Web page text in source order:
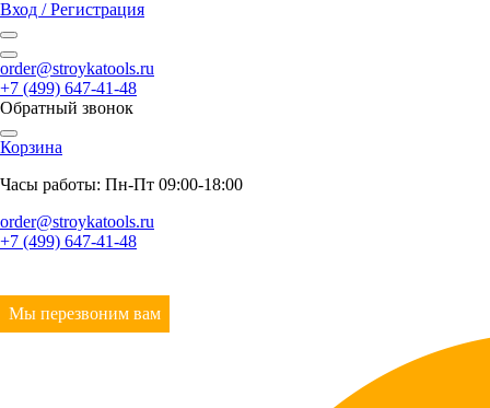
Вход / Регистрация
order@stroykatools.ru
+7 (499) 647-41-48
Обратный звонок
Корзина
Часы работы: Пн-Пт 09:00-18:00
order@stroykatools.ru
+7 (499) 647-41-48
Мы перезвоним вам